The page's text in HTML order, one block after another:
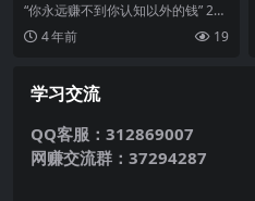
识付费的狂欢？
“你永远赚不到你认知以外的钱” 202
0年已经过去，2020年抖音带给我
的几个关...
4 年前 19
学习交流
QQ客服：312869007
网赚交流群：37294287